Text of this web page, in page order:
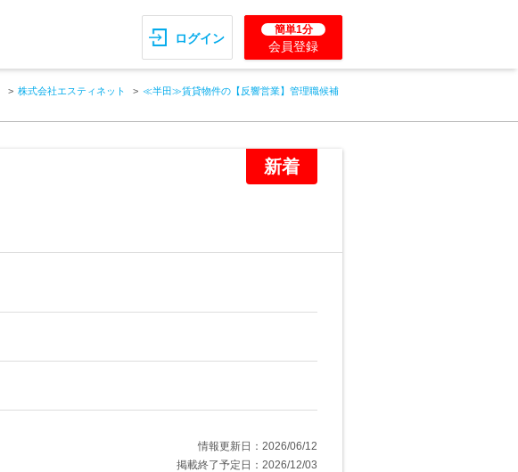
ログイン
簡単1分
会員登録
株式会社エスティネット
≪半田≫賃貸物件の【反響営業】管理職候補
新着
情報更新日：2026/06/12
掲載終了予定日：2026/12/03